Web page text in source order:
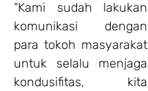
“Kami sudah lakukan
komunikasi dengan
para tokoh masyarakat
untuk selalu menjaga
kondusifitas, kita